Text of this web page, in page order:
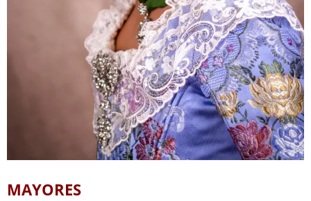
MAYORES